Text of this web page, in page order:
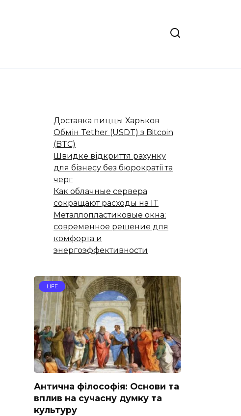
Доставка пиццы Харьков
Обмін Tether (USDT) з Bitcoin
(BTC)
Швидке відкриття рахунку
для бізнесу без бюрократії та
черг
Как облачные сервера
сокращают расходы на IT
Металлопластиковые окна:
современное решение для
комфорта и
энергоэффективности
LIFE
Антична філософія: Основи та
вплив на сучасну думку та
культуру